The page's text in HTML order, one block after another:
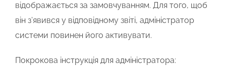
відображається за замовчуванням. Для того, щоб
він з’явився у відповідному звіті, адміністратор
системи повинен його активувати.
Покрокова інструкція для адміністратора: